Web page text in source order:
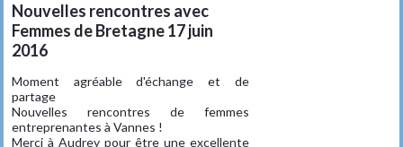
Nouvelles rencontres avec
Femmes de Bretagne 17 juin
2016
Moment agréable d'échange et de
partage
Nouvelles rencontres de femmes
entreprenantes à Vannes !
Merci à Audrey pour être une excellente